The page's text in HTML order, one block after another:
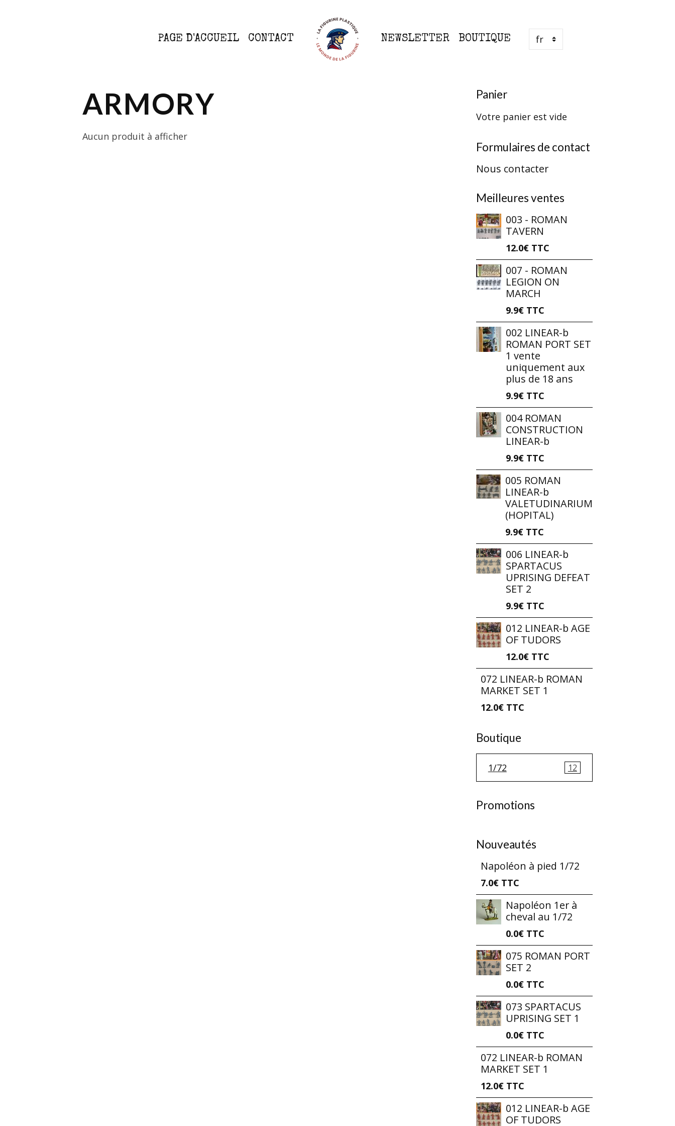
PAGE D'ACCUEIL CONTACT NEWSLETTER BOUTIQUE
ARMORY
Aucun produit à afficher
Panier
Votre panier est vide
Formulaires de contact
Nous contacter
Meilleures ventes
003 - ROMAN
TAVERN
12.0€ TTC
007 - ROMAN
LEGION ON
MARCH
9.9€ TTC
002 LINEAR-b
ROMAN PORT SET
1 vente
uniquement aux
plus de 18 ans
9.9€ TTC
004 ROMAN
CONSTRUCTION
LINEAR-b
9.9€ TTC
005 ROMAN
LINEAR-b
VALETUDINARIUM
(HOPITAL)
9.9€ TTC
006 LINEAR-b
SPARTACUS
UPRISING DEFEAT
SET 2
9.9€ TTC
012 LINEAR-b AGE
OF TUDORS
12.0€ TTC
072 LINEAR-b ROMAN
MARKET SET 1
12.0€ TTC
Boutique
1/72 12
Promotions
Nouveautés
Napoléon à pied 1/72
7.0€ TTC
Napoléon 1er à
cheval au 1/72
0.0€ TTC
075 ROMAN PORT
SET 2
0.0€ TTC
073 SPARTACUS
UPRISING SET 1
0.0€ TTC
072 LINEAR-b ROMAN
MARKET SET 1
12.0€ TTC
012 LINEAR-b AGE
OF TUDORS